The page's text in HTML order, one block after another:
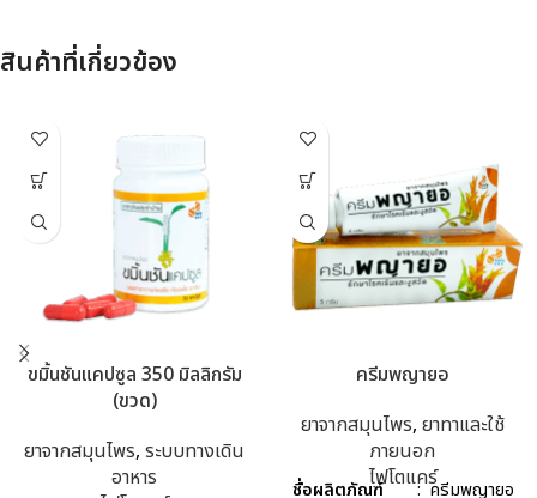
สินค้าที่เกี่ยวข้อง
ขมิ้นชันแคปซูล 350 มิลลิกรัม
(ขวด)
ยาจากสมุนไพร, ระบบทางเดิน
อาหาร
ครีมพญายอ
ยาจากสมุนไพร, ยาทาและใช้
ภายนอก
ไฟโตแคร์
ชื่อผลิตภัณฑ์: ครีมพญายอ